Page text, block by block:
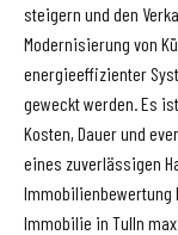
steigern und den
Modernisierung von
energieeffizienter
geweckt werden. Es
Kosten, Dauer und
eines zuverlässigen
Immobilienbewertung
Immobilie in Tulln